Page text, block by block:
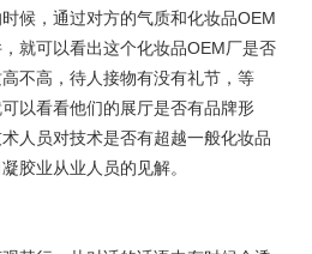
，通过对方的气质和化妆品OEM
就可以看出这个化妆品OEM厂是否
不高，待人接物有没有礼节，等
以看看他们的展厅是否有品牌形
人员对技术是否有超越一般化妆品
胶业从业人员的见解。